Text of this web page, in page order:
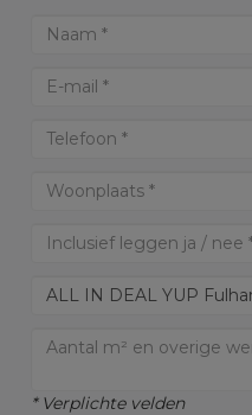
* Verplichte velden